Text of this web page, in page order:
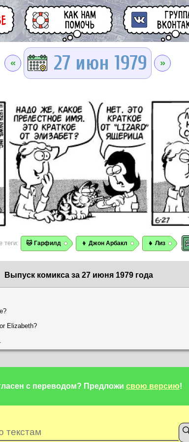
« 27 июн 1979 »
теги: 🐱 Гарфилд 👦 Джон Арбакл 👧 Лиз
Выпуск комикса за 27 июня 1979 года
Elizabeth?
с переводом? Предложи свою версию!